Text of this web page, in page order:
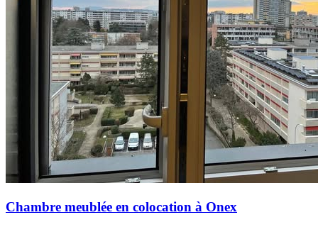
Chambre meublée en colocation à Onex